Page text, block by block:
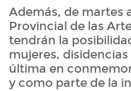
Además, de martes
Provincial de las
tendrán la
mujeres,
última en
y como parte de la